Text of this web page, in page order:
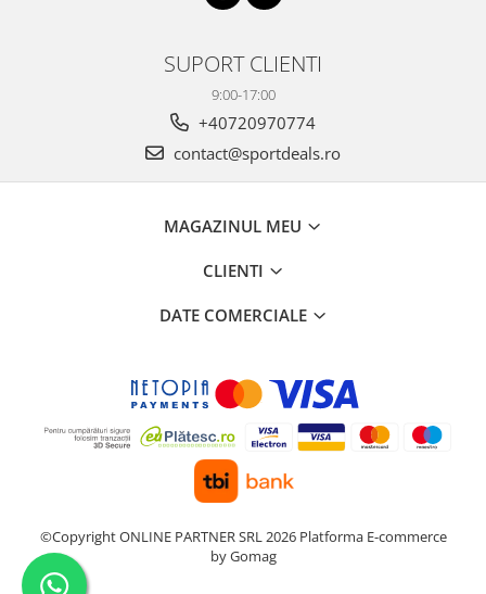
SUPORT CLIENTI
9:00-17:00
+40720970774
contact@sportdeals.ro
MAGAZINUL MEU
CLIENTI
DATE COMERCIALE
©Copyright ONLINE PARTNER SRL 2026 Platforma E-commerce
by Gomag